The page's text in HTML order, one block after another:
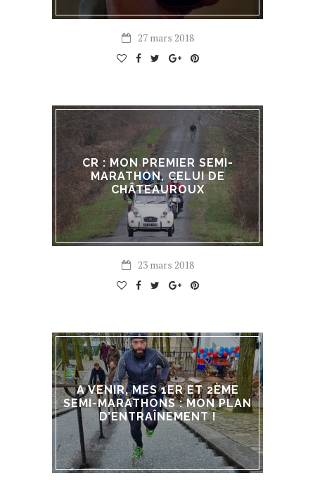
27 mars 2018
CR : MON PREMIER SEMI-
MARATHON, CELUI DE
CHÂTEAUROUX
23 mars 2018
A VENIR, MES 1ER ET 2ÈME
SEMI-MARATHONS : MON PLAN
D’ENTRAÎNEMENT !